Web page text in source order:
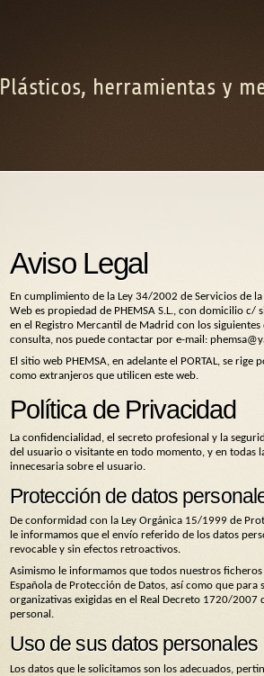
Plásticos, herramientas y
Aviso Legal
En cumplimiento de la Ley 34/2002 de Servicios de
Web es propiedad de PHEMSA S.L., con domicilio
en el Registro Mercantil de Madrid con los
consulta, nos puede contactar por e-mail:
El sitio web PHEMSA, en adelante el PORTAL, se
como extranjeros que utilicen este web.
Política de Privacidad
La confidencialidad, el secreto profesional y la
del usuario o visitante en todo momento, y en todas
innecesaria sobre el usuario.
Protección de datos
De conformidad con la Ley Orgánica 15/1999 de
le informamos que el envío referido de los datos
revocable y sin efectos retroactivos.
Asimismo le informamos que todos nuestros
Española de Protección de Datos, así como que
organizativas exigidas en el Real Decreto 1720/
personal.
Uso de sus datos personales
Los datos que le solicitamos son los adecuados,